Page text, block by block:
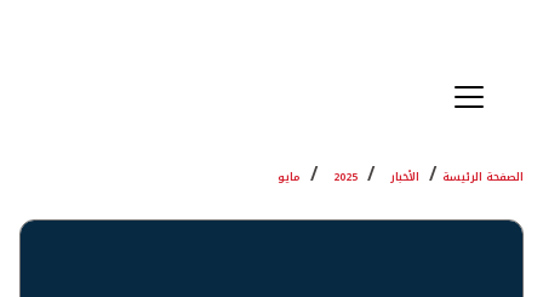
الصفحة الرئيسة الأخبار 2025 مايو